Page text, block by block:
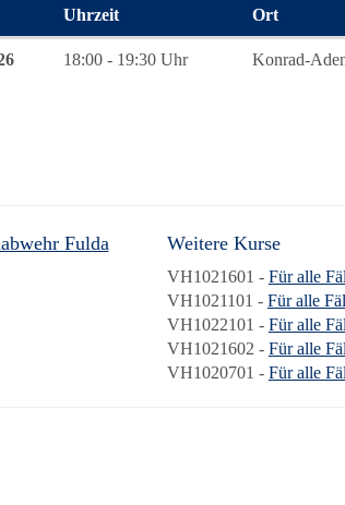
Uhrzeit Ort
18:00 - 19:30 Uhr Konrad-
Fulda Weitere Kurse
VH1021601 - Für alle
VH1021101 - Für alle
VH1022101 - Für alle
VH1021602 - Für alle
VH1020701 - Für alle